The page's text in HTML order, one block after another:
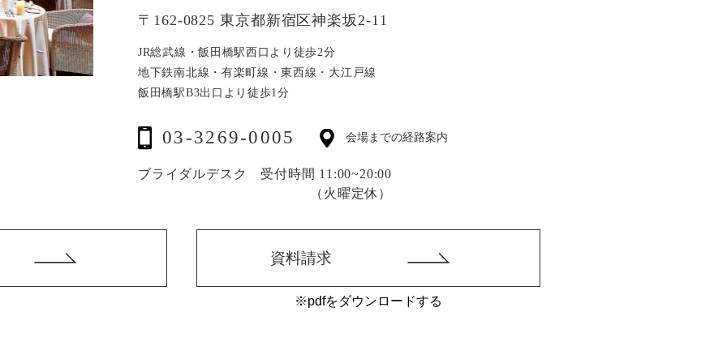
〒162-0825 東京都新宿区神楽坂2-11
JR総武線・飯田橋駅西口より徒歩2分
地下鉄南北線・有楽町線・東西線・大江戸線
飯田橋駅B3出口より徒歩1分
会場までの経路案内
03-3269-0005
ブライダルデスク 受付時間 11:00~20:00
（火曜定休）
資料請求
※pdfをダウンロードする